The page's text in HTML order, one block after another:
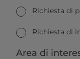
Richiesta di
Richiesta di
Area di